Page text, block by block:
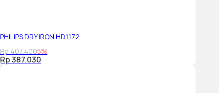
PHILIPS DRY IRON HD1172
Rp 407.4005%
Rp 387.030